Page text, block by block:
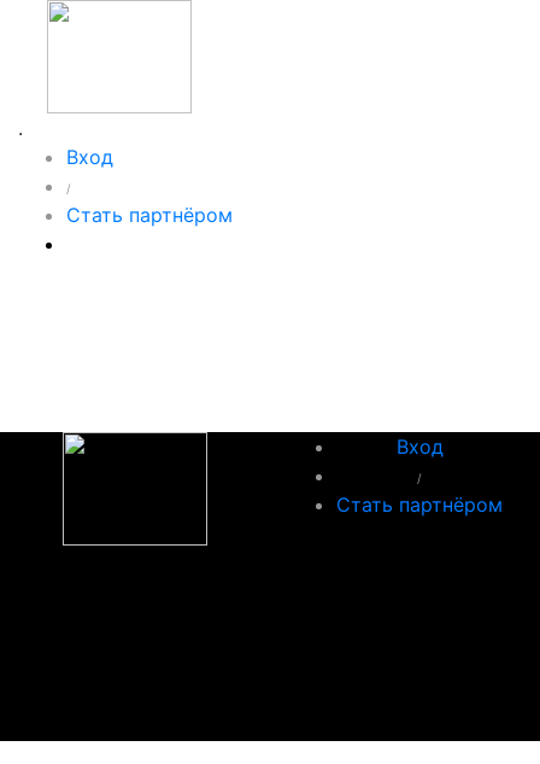
.
Вход
/
Стать партнёром
Вход
/
Стать партнёром